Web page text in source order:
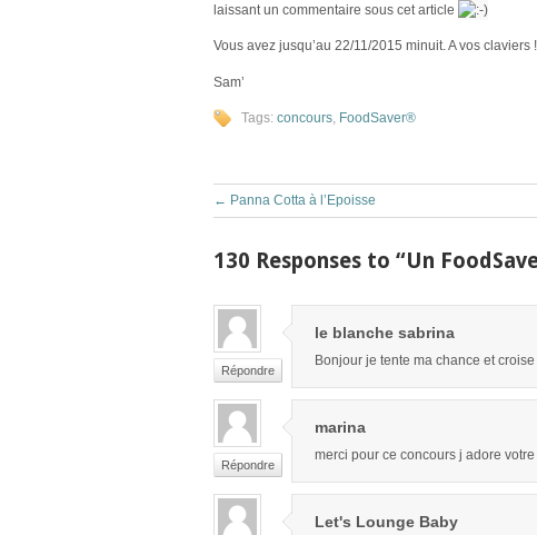
laissant un commentaire sous cet article
Vous avez jusqu’au 22/11/2015 minuit. A vos claviers !
Sam’
Tags: concours, FoodSaver®
← Panna Cotta à l’Epoisse
130 Responses to “Un
Répondre
le blanche sabrina
Bonjour je tente ma chance et
Répondre
marina
merci pour ce concours j adore
Let's Lounge Baby